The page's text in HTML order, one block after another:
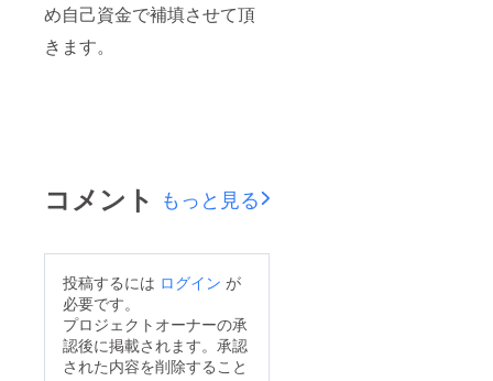
め自己資金で補填させて頂
きます。
コメント もっと見る
投稿するには ログイン が
必要です。
プロジェクトオーナーの承
認後に掲載されます。承認
された内容を削除すること